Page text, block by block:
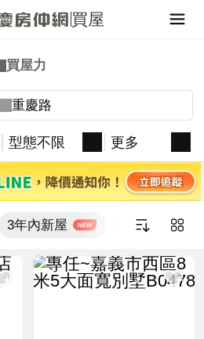
買屋
型態不限 更多
3年內新屋 新上架